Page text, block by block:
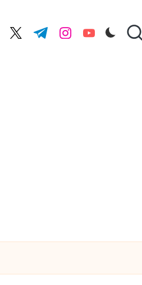
twitter.com
t.me instagram.com
youtube.com